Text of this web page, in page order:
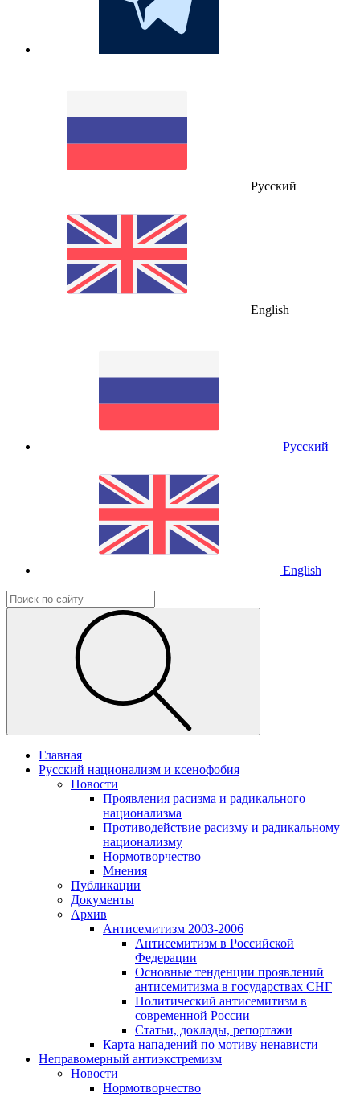
Русский
English
Русский
English
Главная
Русский национализм и ксенофобия
Новости
Проявления расизма и радикального
национализма
Противодействие расизму и радикальному
национализму
Нормотворчество
Мнения
Публикации
Документы
Архив
Антисемитизм 2003-2006
Антисемитизм в Российской
Федерации
Основные тенденции проявлений
антисемитизма в государствах СНГ
Политический антисемитизм в
современной России
Статьи, доклады, репортажи
Карта нападений по мотиву ненависти
Неправомерный антиэкстремизм
Новости
Нормотворчество